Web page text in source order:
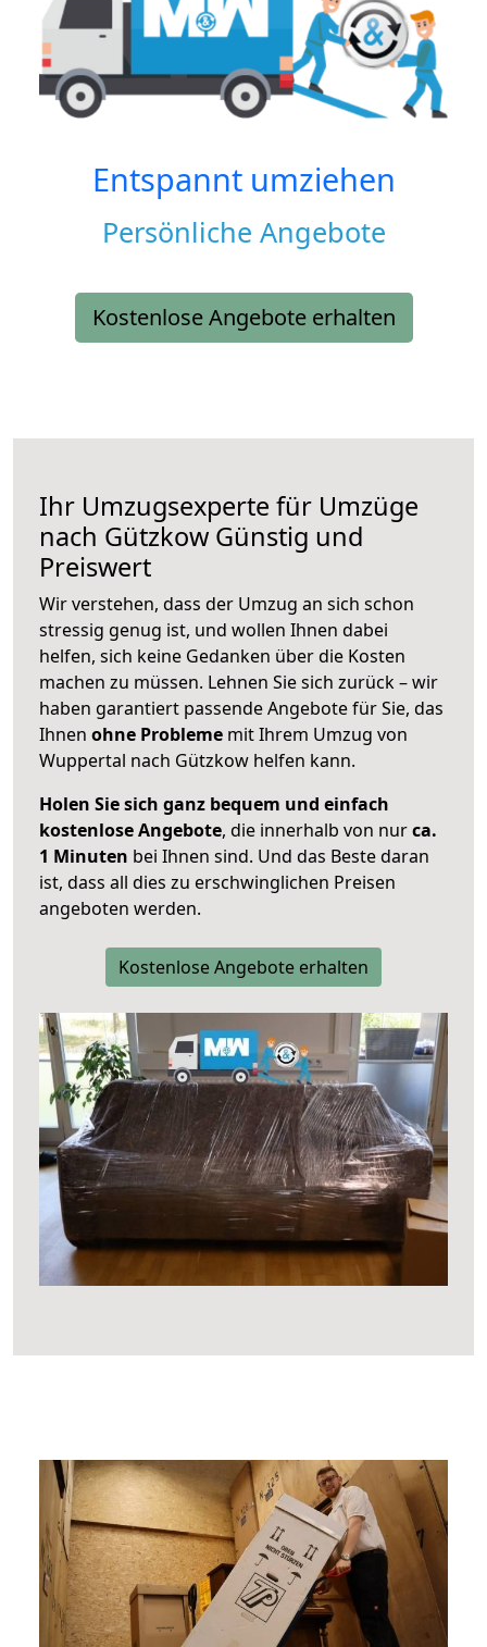
Entspannt umziehen
Persönliche Angebote
Kostenlose Angebote erhalten
Ihr Umzugsexperte für Umzüge
nach Gützkow Günstig und
Preiswert
Wir verstehen, dass der Umzug an sich schon
stressig genug ist, und wollen Ihnen dabei
helfen, sich keine Gedanken über die Kosten
machen zu müssen. Lehnen Sie sich zurück – wir
haben garantiert passende Angebote für Sie, das
Ihnen ohne Probleme mit Ihrem Umzug von
Wuppertal nach Gützkow helfen kann.
Holen Sie sich ganz bequem und einfach
kostenlose Angebote, die innerhalb von nurca.
1 Minuten bei Ihnen sind. Und das Beste daran
ist, dass all dies zu erschwinglichen Preisen
angeboten werden.
Kostenlose Angebote erhalten